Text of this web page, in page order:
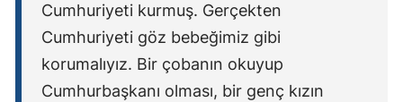
Cumhuriyeti kurmuş. Gerçekten
Cumhuriyeti göz bebeğimiz gibi
korumalıyız. Bir çobanın okuyup
Cumhurbaşkanı olması, bir genç kızın